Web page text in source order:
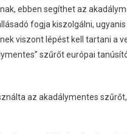
ebben segíthet az
fogja kiszolgálni,
viszont lépést kell tartani a
szűrőt európai
az akadálymentes